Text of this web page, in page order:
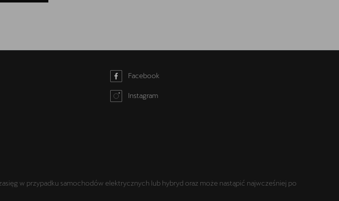
Facebook
Instagram
w przypadku samochodów elektrycznych lub hybryd oraz może nastąpić najwcześniej po